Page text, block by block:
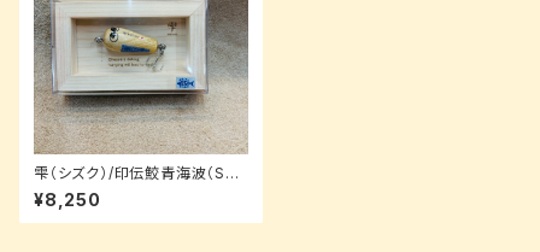
雫（シズク）/印伝鮫青海波（Sha
rk Seigaiha）/3.5cm【ルアー
パッケージ】
¥8,250